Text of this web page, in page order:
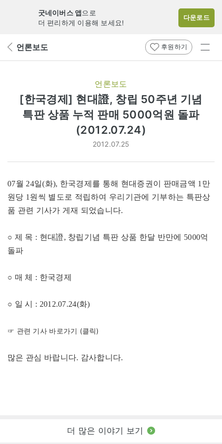
굿네이버스 앱 으로
더 편리하게 이용해 보세요!
다운로드
뒤 언론보도 후원하기
전
기
언론보도
[한국경제] 현대證, 창립 50주년 기념
특판 상품 누적 판매 5000억원 돌파
(2012.07.24)
2012.07.25
07월 24일(화), 한국경제를 통해 현대증권이 판매금액 1만
원당 1원씩 별도로 적립하여 우리기관에 기부하는 특판상
품 관련 기사가 게재 되었습니다.
○ 제 목 : 현대證, 창립기념 특판 상품 한달 반만에 5000억
돌파
○ 매 체 : 한국경제
○ 일 시 : 2012.07.24(화)
☞ 관련 기사 바로가기 (클릭)
많은 관심 바랍니다. 감사합니다.
더 많은 이야기 보기